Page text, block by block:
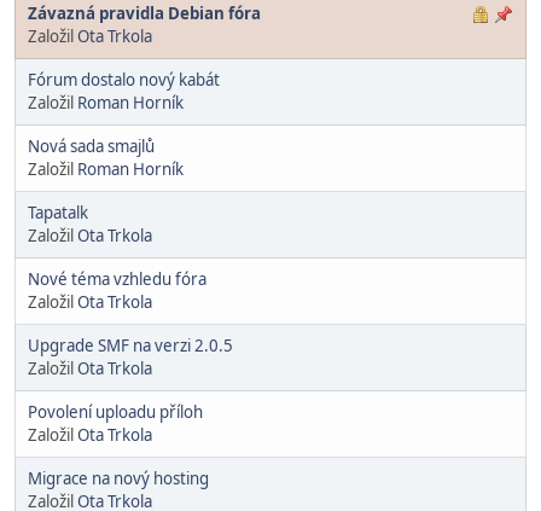
Závazná pravidla Debian fóra
ZaložilOta Trkola
Fórum dostalo nový kabát
Založil Roman Horník
Nová sada smajlů
Založil Roman Horník
Tapatalk
ZaložilOta Trkola
Nové téma vzhledu fóra
ZaložilOta Trkola
Upgrade SMF na verzi 2.0.5
ZaložilOta Trkola
Povolení uploadu příloh
ZaložilOta Trkola
Migrace na nový hosting
ZaložilOta Trkola